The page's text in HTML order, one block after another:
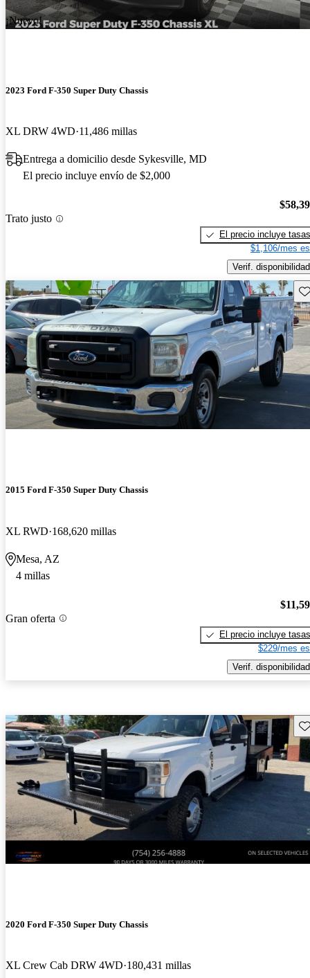
¡Nuevo!
2023 Ford F-350 Super Duty Chassis
XL DRW 4WD 11,486 millas
Entrega a domicilio desde Sykesville, MD
El precio incluye envío de $2,000
Trato justo
El precio incluye tasas
$1,106/mes
Verif. disponibilidad
2015 Ford F-350 Super Duty Chassis
XL RWD 168,620 millas
Mesa, AZ
4 millas
Gran oferta
El precio incluye tasas
$229/mes
Verif. disponibilidad
2020 Ford F-350 Super Duty Chassis
XL Crew Cab DRW 4WD 180,431 millas